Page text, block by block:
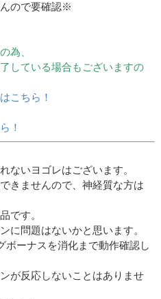
ので要確認※
為、
している場合もございますの
こちら！
！
ないヨゴレはございます。
きませんので、神経質な方は
です。
に問題はないかと思います。
ボーナスを消化まで動作確認し
が反応しないことはありませ